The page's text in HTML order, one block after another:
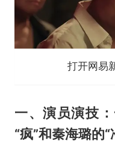
打开网易
一、演员演技
“疯”和秦海璐的“